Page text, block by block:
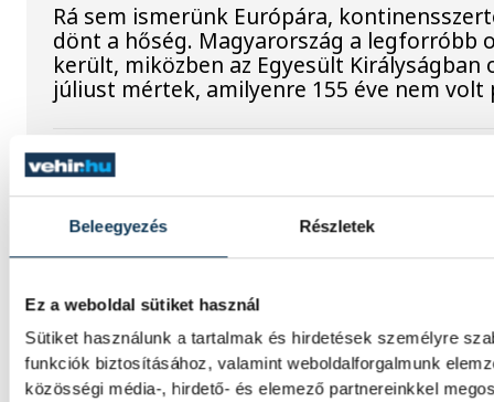
Beleegyezés Részletek
Ez a weboldal sütiket használ
Sütiket használunk a tartalmak és hirdetések személyre
funkciók biztosításához, valamint weboldalforgalmunk
közösségi média-, hirdető- és elemező partnereinkkel
Rá sem ismerünk Európára,
dönt a hőség. Magyarország a legforróbb
került, miközben az Egyesült Királyságban
júliust mértek, amilyenre 155 éve nem
A múltban és ma is rossz
dunai Ínség-szikla
Újra kilátszik a Dunából az aszály hírnöke!
klímaváltozás okozta extrém szárazságra
figyelmet. Elmeséljük a baljós kőtömb